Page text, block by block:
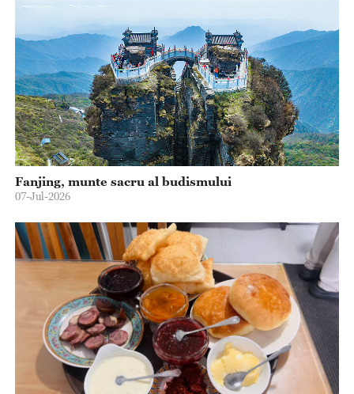
Fanjing, munte sacru al budismului
07-Jul-2026